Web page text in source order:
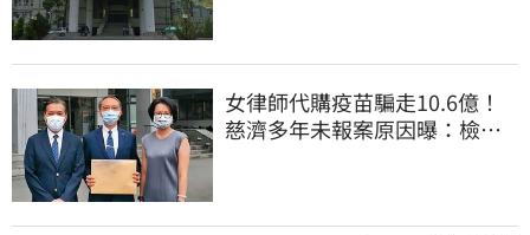
女律師代購疫苗騙走10.6億！
慈濟多年未報案原因曝：檢警